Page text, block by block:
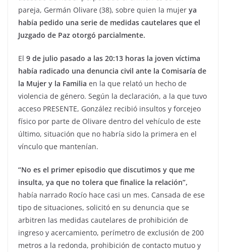
pareja, Germán Olivare (38), sobre quien la mujer ya
había pedido una serie de medidas cautelares que el
Juzgado de Paz otorgó parcialmente.
El 9 de julio pasado a las 20:13 horas la joven víctima
había radicado una denuncia civil ante la Comisaría de
la Mujer y la Familia en la que relató un hecho de
violencia de género. Según la declaración, a la que tuvo
acceso PRESENTE, González recibió insultos y forcejeo
físico por parte de Olivare dentro del vehículo de este
último, situación que no habría sido la primera en el
vínculo que mantenían.
“No es el primer episodio que discutimos y que me
insulta, ya que no tolera que finalice la relación”,
había narrado Rocío hace casi un mes. Cansada de ese
tipo de situaciones, solicitó en su denuncia que se
arbitren las medidas cautelares de prohibición de
ingreso y acercamiento, perímetro de exclusión de 200
metros a la redonda, prohibición de contacto mutuo y